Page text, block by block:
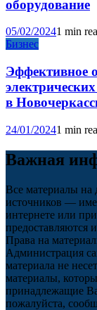
оборудование
05/02/20241 min
Бизнес
Эффективное
в
24/01/20241 min
Важная
Все материалы на
источников —
интернете или
предоставляются
Права на
Администрация
материала не
материалы,
принадлежащие
пожалуйста,